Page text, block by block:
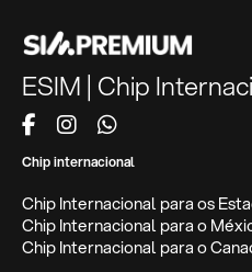
ESIM | Chip
Chip internacional
Chip Internacional para os
Chip Internacional para o
Chip Internacional para o